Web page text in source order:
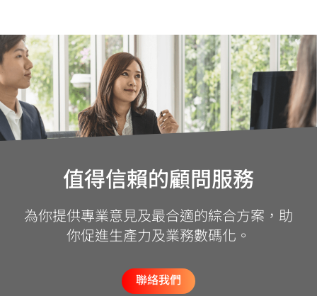
值得信賴的顧問服務
為你提供專業意見及最合適的綜合方案，助
你促進生產力及業務數碼化。
聯絡我們